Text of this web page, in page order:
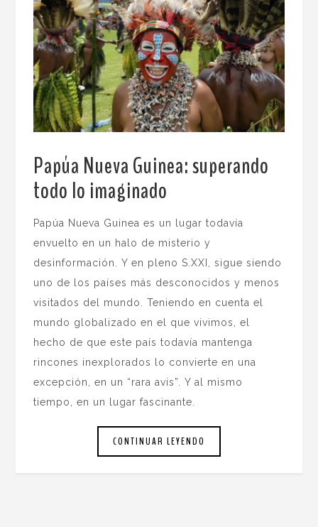
Papúa Nueva Guinea: superando
todo lo imaginado
Papúa Nueva Guinea es un lugar todavía
envuelto en un halo de misterio y
desinformación. Y en pleno S.XXI, sigue siendo
uno de los países más desconocidos y menos
visitados del mundo. Teniendo en cuenta el
mundo globalizado en el que vivimos, el
hecho de que este país todavía mantenga
rincones inexplorados lo convierte en una
excepción, en un “rara avis”. Y al mismo
tiempo, en un lugar fascinante.
CONTINUAR LEYENDO